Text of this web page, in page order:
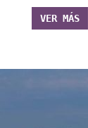
VER MÁS